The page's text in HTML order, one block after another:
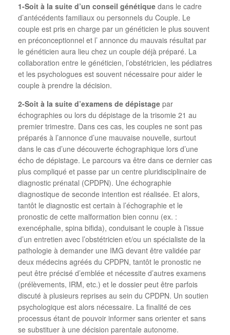
1-Soit à la suite d’un conseil génétique dans le cadre
d’antécédents familiaux ou personnels du Couple. Le
couple est pris en charge par un généticien le plus souvent
en préconceptionnel et l’ annonce du mauvais résultat par
le généticien aura lieu chez un couple déjà préparé. La
collaboration entre le généticien, l’obstétricien, les pédiatres
et les psychologues est souvent nécessaire pour aider le
couple à prendre la décision.
2-Soit à la suite d’examens de dépistage par
échographies ou lors du dépistage de la trisomie 21 au
premier trimestre. Dans ces cas, les couples ne sont pas
préparés à l’annonce d’une mauvaise nouvelle, surtout
dans le cas d’une découverte échographique lors d’une
écho de dépistage. Le parcours va être dans ce dernier cas
plus compliqué et passe par un centre pluridisciplinaire de
diagnostic prénatal (CPDPN). Une échographie
diagnostique de seconde intention est réalisée. Et alors,
tantôt le diagnostic est certain à l’échographie et le
pronostic de cette malformation bien connu (ex. :
exencéphalie, spina bifida), conduisant le couple à l’issue
d’un entretien avec l’obstétricien et/ou un spécialiste de la
pathologie à demander une IMG devant être validée par
deux médecins agréés du CPDPN, tantôt le pronostic ne
peut être précisé d’emblée et nécessite d’autres examens
(prélèvements, IRM, etc.) et le dossier peut être parfois
discuté à plusieurs reprises au sein du CPDPN. Un soutien
psychologique est alors nécessaire. La finalité de ces
processus étant de pouvoir informer sans orienter et sans
se substituer à une décision parentale autonome.